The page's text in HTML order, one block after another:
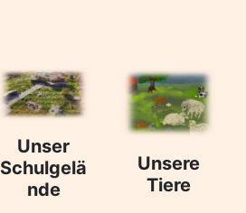
Unser
Schulgelä
nde
Unsere
Tiere